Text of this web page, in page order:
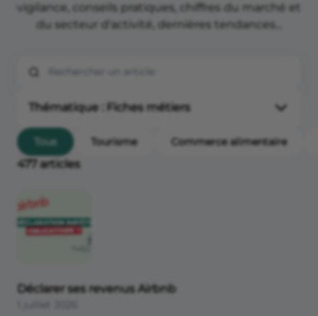
vigilance, conseils pratiques, chiffres du marché et
du secteur d'activité, dernières tendances...
Thématique : Fiches métiers
Tous les articles
Actualités
Devenir entrepreneur
Tous Tourisme Commerce alimentaire
477 articles
Déclarer ses revenus Airbnb